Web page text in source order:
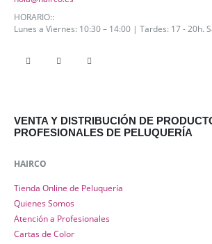
HORARIO::
Lunes a Viernes: 10:30 – 14:00 | Tardes: 17 - 20h.
VENTA Y DISTRIBUCIÓN DE
PROFESIONALES DE PELUQUERÍA
HAIRCO
Tienda Online de Peluquería
Quienes Somos
Atención a Profesionales
Cartas de Color